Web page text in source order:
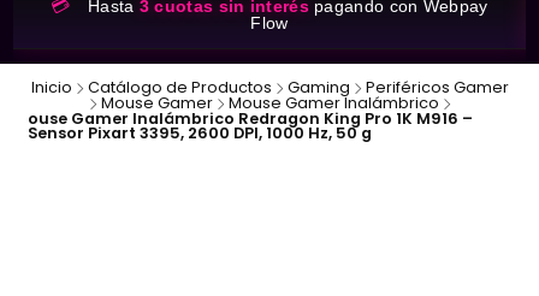
💳 Hasta 3 cuotas sin interéspagando con Webpay
Flow
Inicio Catálogo de Productos Gaming Periféricos Gamer
Mouse Gamer Mouse Gamer Inalámbrico
ouse Gamer Inalámbrico Redragon King Pro 1K M916 –
Sensor Pixart 3395, 2600 DPI, 1000 Hz, 50 g